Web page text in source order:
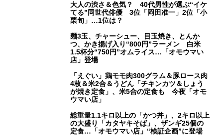
大人の渋さ＆色気？ 40代男性が選ぶ“イケ
てる”同世代俳優 3位「岡田准一」2位「小
栗旬」…1位は？
麺3玉、チャーシュー、目玉焼き、とんか
つ、かき揚げ入り“800円”ラーメン 白米
1.5杯分“750円”オムライス…「オモウマい
店」登場
「えぐい」鶏モモ肉300グラム＆豚ロース肉
4枚＆米2合＆うどん「チキンカツ＆しょう
が焼き定食」、米5合の定食も 今夜「オモ
ウマい店」
総重量1.1キロ以上の「かつ丼」、2キロ以上
の大盛り「カタヤキそば」、ザンギ25個の
定食…「オモウマい店」“検証企画”に登場